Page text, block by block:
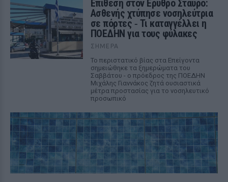
Επίθεση στον Ερυθρό Σταυρό:
Ασθενής χτύπησε νοσηλεύτρια
σε πόρτες ‑ Τι καταγγέλλει η
ΠΟΕΔΗΝ για τους φύλακες
ΣΉΜΕΡΑ
Το περιστατικό βίας στα Επείγοντα
σημειώθηκε τα ξημερώματα του
Σαββάτου - ο πρόεδρος της ΠΟΕΔΗΝ
Μιχάλης Γιαννάκος ζητά ουσιαστικά
μέτρα προστασίας για το νοσηλευτικό
προσωπικό